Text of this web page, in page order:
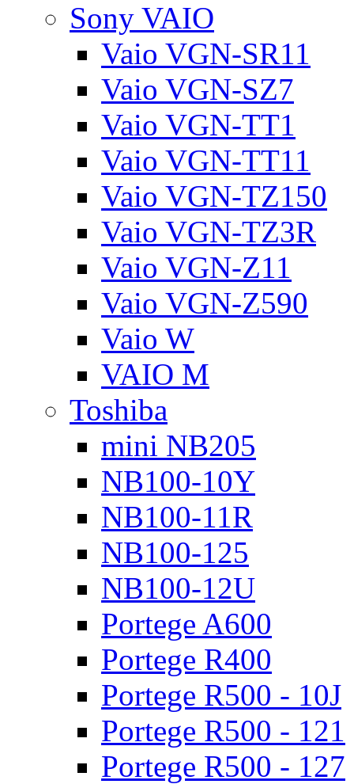
Sony VAIO
Vaio VGN-SR11
Vaio VGN-SZ7
Vaio VGN-TT1
Vaio VGN-TT11
Vaio VGN-TZ150
Vaio VGN-TZ3R
Vaio VGN-Z11
Vaio VGN-Z590
Vaio W
VAIO M
Toshiba
mini NB205
NB100-10Y
NB100-11R
NB100-125
NB100-12U
Portege A600
Portege R400
Portege R500 - 10J
Portege R500 - 121
Portege R500 - 127